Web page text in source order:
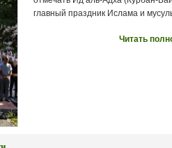
главный праздник Ислама и
Читать